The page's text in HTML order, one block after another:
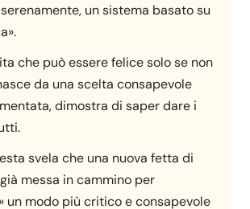
un sistema basato su
che può essere felice solo se non
da una scelta consapevole
dimostra di saper dare i
svela che una nuova fetta di
messa in cammino per
un modo più critico e consapevole